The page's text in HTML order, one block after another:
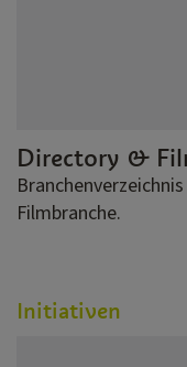
Directory &
Filmbranche.
Initiativen